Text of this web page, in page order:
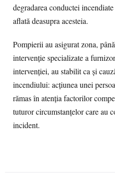
degradarea conductei
aflată deasupra acesteia.
Pompierii au asigurat zona,
intervenţie specializate a
intervenţiei, au stabilit ca şi
incendiului: acţiunea unei
rămas în atenţia factorilor
tuturor circumstanţelor care au
incident.